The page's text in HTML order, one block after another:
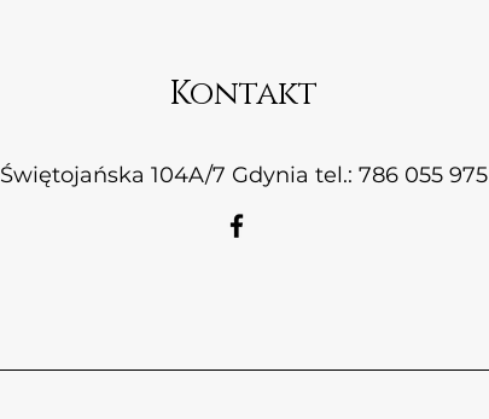
Kontakt
Świętojańska 104A/7 Gdynia tel.: 786 055 975